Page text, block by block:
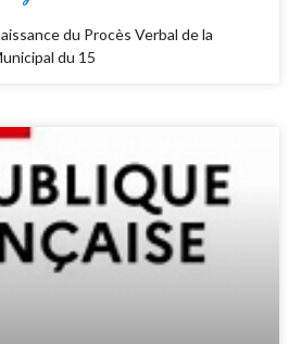
du Procès Verbal de la
du 15